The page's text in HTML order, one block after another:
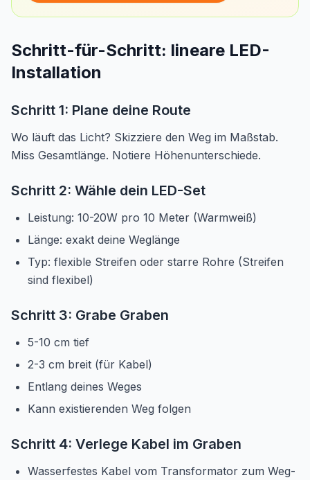
Schritt-für-Schritt: lineare LED-
Installation
Schritt 1: Plane deine Route
Wo läuft das Licht? Skizziere den Weg im Maßstab.
Miss Gesamtlänge. Notiere Höhenunterschiede.
Schritt 2: Wähle dein LED-Set
Leistung: 10-20W pro 10 Meter (Warmweiß)
Länge: exakt deine Weglänge
Typ: flexible Streifen oder starre Rohre (Streifen
sind flexibel)
Schritt 3: Grabe Graben
5-10 cm tief
2-3 cm breit (für Kabel)
Entlang deines Weges
Kann existierenden Weg folgen
Schritt 4: Verlege Kabel im Graben
Wasserfestes Kabel vom Transformator zum Weg-